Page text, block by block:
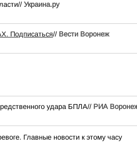
Украина.ру
Подписаться// Вести Воронеж
удара БПЛА// РИА
Главные новости к этому часу